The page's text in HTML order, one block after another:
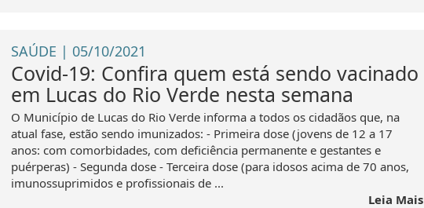
SAÚDE | 05/10/2021
Covid-19: Confira quem está sendo vacinado
em Lucas do Rio Verde nesta semana
O Município de Lucas do Rio Verde informa a todos os cidadãos que, na
atual fase, estão sendo imunizados: - Primeira dose (jovens de 12 a 17
anos: com comorbidades, com deficiência permanente e gestantes e
puérperas) - Segunda dose - Terceira dose (para idosos acima de 70 anos,
imunossuprimidos e profissionais de ...
Leia Mais